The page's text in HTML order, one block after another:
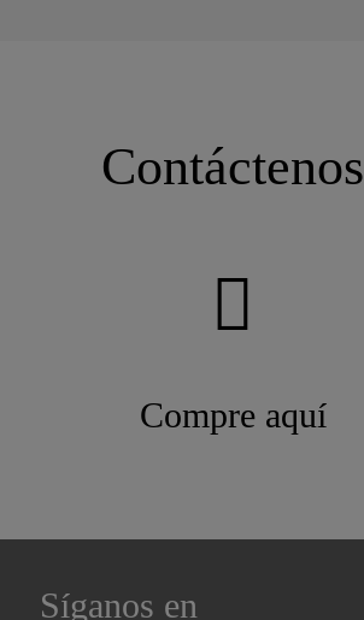
Contáctenos
Compre aquí
Síganos en